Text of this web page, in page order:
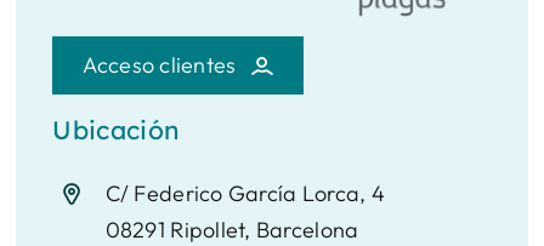
Acceso clientes
Ubicación
C/ Federico García Lorca, 4
08291 Ripollet, Barcelona